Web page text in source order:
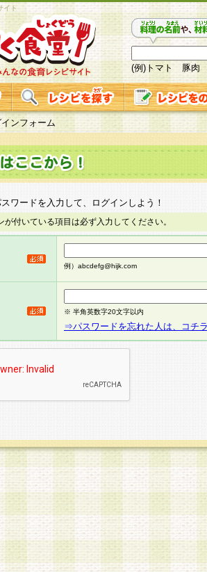
イト
(例)トマト 豚肉
ンフォーム
ワードを入力して、ログインしよう！
が付いている項目は必ず入力してください。
例）abcdefg@hijk.com
※ 半角英数字20文字以内
⇒パスワードを忘れた人は、コチ